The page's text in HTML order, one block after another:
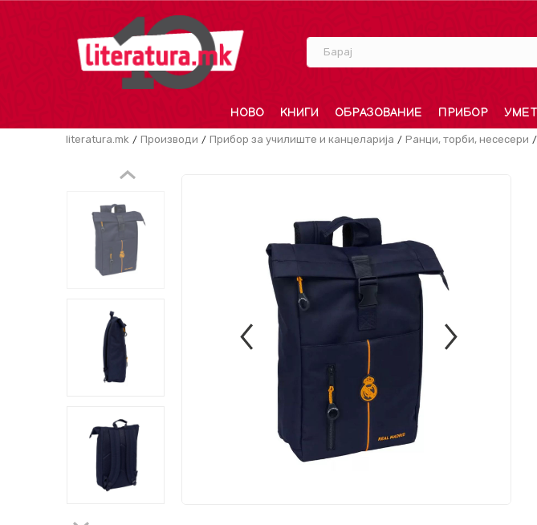
Барај
НОВО КНИГИ ОБРАЗОВАНИЕ ПРИБОР
literatura.mk Производи Прибор за училиште и канцеларија Ранци, торби, несесери